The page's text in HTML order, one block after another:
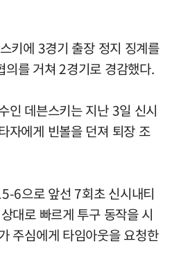
키에 3경기 출장 정지 징계를
의를 거쳐 2경기로 경감했다.
인 데븐스키는 지난 3일 신시
자에게 빈볼을 던져 퇴장 조
6으로 앞선 7회초 신시내티
대로 빠르게 투구 동작을 시
주심에게 타임아웃을 요청한